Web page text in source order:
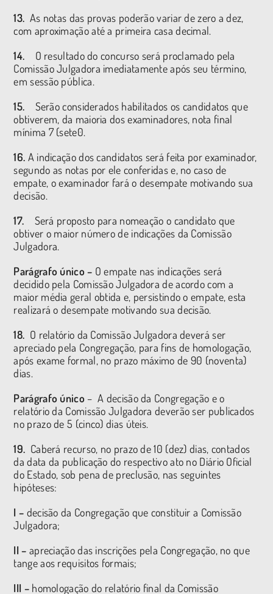
13. As notas das provas poderão variar de zero a dez,
com aproximação até a primeira casa decimal.
14. O resultado do concurso será proclamado pela
Comissão Julgadora imediatamente após seu término,
em sessão pública.
15. Serão considerados habilitados os candidatos que
obtiverem, da maioria dos examinadores, nota final
mínima 7 (sete0.
16. A indicação dos candidatos será feita por examinador,
segundo as notas por ele conferidas e, no caso de
empate, o examinador fará o desempate motivando sua
decisão.
17. Será proposto para nomeação o candidato que
obtiver o maior número de indicações da Comissão
Julgadora.
Parágrafo único – O empate nas indicações será
decidido pela Comissão Julgadora de acordo com a
maior média geral obtida e, persistindo o empate, esta
realizará o desempate motivando sua decisão.
18. O relatório da Comissão Julgadora deverá ser
apreciado pela Congregação, para fins de homologação,
após exame formal, no prazo máximo de 90 (noventa)
dias.
Parágrafo único – A decisão da Congregação e o
relatório da Comissão Julgadora deverão ser publicados
no prazo de 5 (cinco) dias úteis.
19. Caberá recurso, no prazo de 10 (dez) dias, contados
da data da publicação do respectivo ato no Diário Oficial
do Estado, sob pena de preclusão, nas seguintes
hipóteses:
I – decisão da Congregação que constituir a Comissão
Julgadora;
II – apreciação das inscrições pela Congregação, no que
tange aos requisitos formais;
III –homologação do relatório final da Comissão